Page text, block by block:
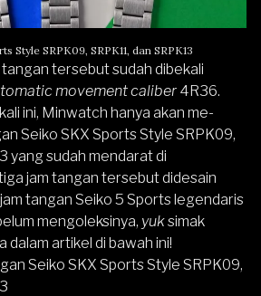
Style SRPK09, SRPK11, dan SRPK13
tersebut sudah dibekali
movement caliber 4R36.
ini, Minwatch hanya akan me-
Seiko SKX Sports Style SRPK09,
yang sudah mendarat di
jam tangan tersebut didesain
tangan Seiko 5 Sports legendaris
mengoleksinya, yuksimak
dalam artikel di bawah ini!
Seiko SKX Sports Style SRPK09,